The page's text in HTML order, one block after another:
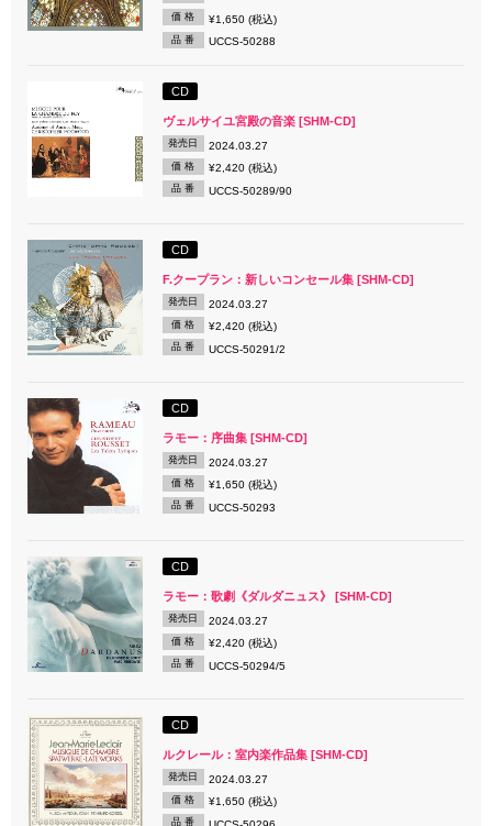
価 格 ¥1,650 (税込)
品 番 UCCS-50288
CD
ヴェルサイユ宮殿の音楽 [SHM-CD]
発売日 2024.03.27
価 格 ¥2,420 (税込)
品 番 UCCS-50289/90
CD
F.クープラン：新しいコンセール集 [SHM-CD]
発売日 2024.03.27
価 格 ¥2,420 (税込)
品 番 UCCS-50291/2
CD
ラモー：序曲集 [SHM-CD]
発売日 2024.03.27
価 格 ¥1,650 (税込)
品 番 UCCS-50293
CD
ラモー：歌劇《ダルダニュス》 [SHM-CD]
発売日 2024.03.27
価 格 ¥2,420 (税込)
品 番 UCCS-50294/5
CD
ルクレール：室内楽作品集 [SHM-CD]
発売日 2024.03.27
価 格 ¥1,650 (税込)
品 番